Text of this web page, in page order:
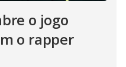
o jogo
o rapper